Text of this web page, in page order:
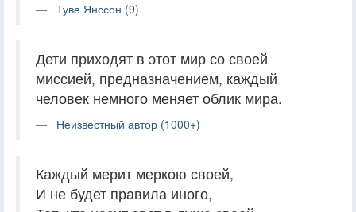
Туве Янссон (9)
Дети приходят в этот мир со своей
миссией, предназначением, каждый
человек немного меняет облик мира.
Неизвестный автор (1000+)
Каждый мерит меркою своей,
И не будет правила иного,